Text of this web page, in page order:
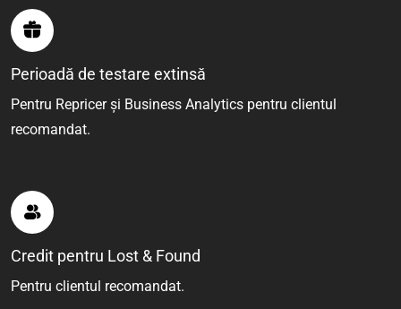
Perioadă de testare extinsă
Pentru Repricer și Business Analytics pentru clientul
recomandat.
Credit pentru Lost & Found
Pentru clientul recomandat.